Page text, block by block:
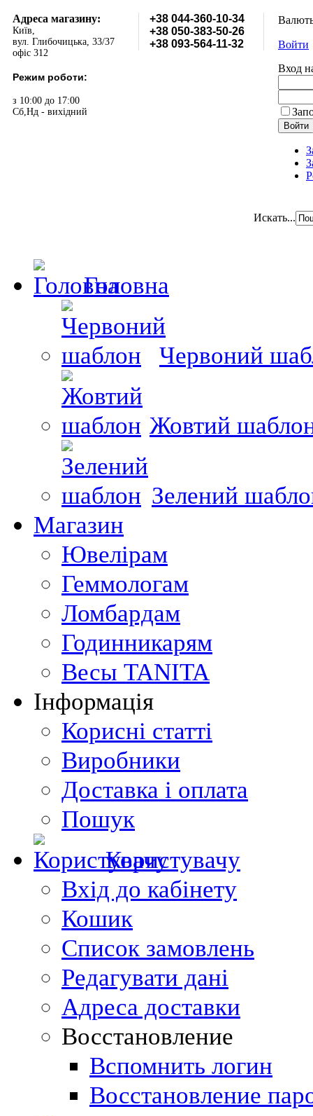
Адреса магазину:
Київ,
вул. Глибочицька, 33/37
офіс 312
Режим роботи:
з 10:00 до 17:00
Сб,Нд - вихідний
+38 044-360-10-34
+38 050-383-50-26
+38 093-564-11-32
Войти
Вход
Искать...
Головна
Червоний
Жовтий
Зелений
Магазин
Ювелірам
Геммологам
Ломбардам
Годинникарям
Весы TANITA
Інформація
Корисні статті
Виробники
Доставка і оплата
Пошук
Користувачу
Вхід до кабінету
Кошик
Список замовлень
Редагувати дані
Адреса доставки
Восстановление
Вспомнить логин
Восстановление